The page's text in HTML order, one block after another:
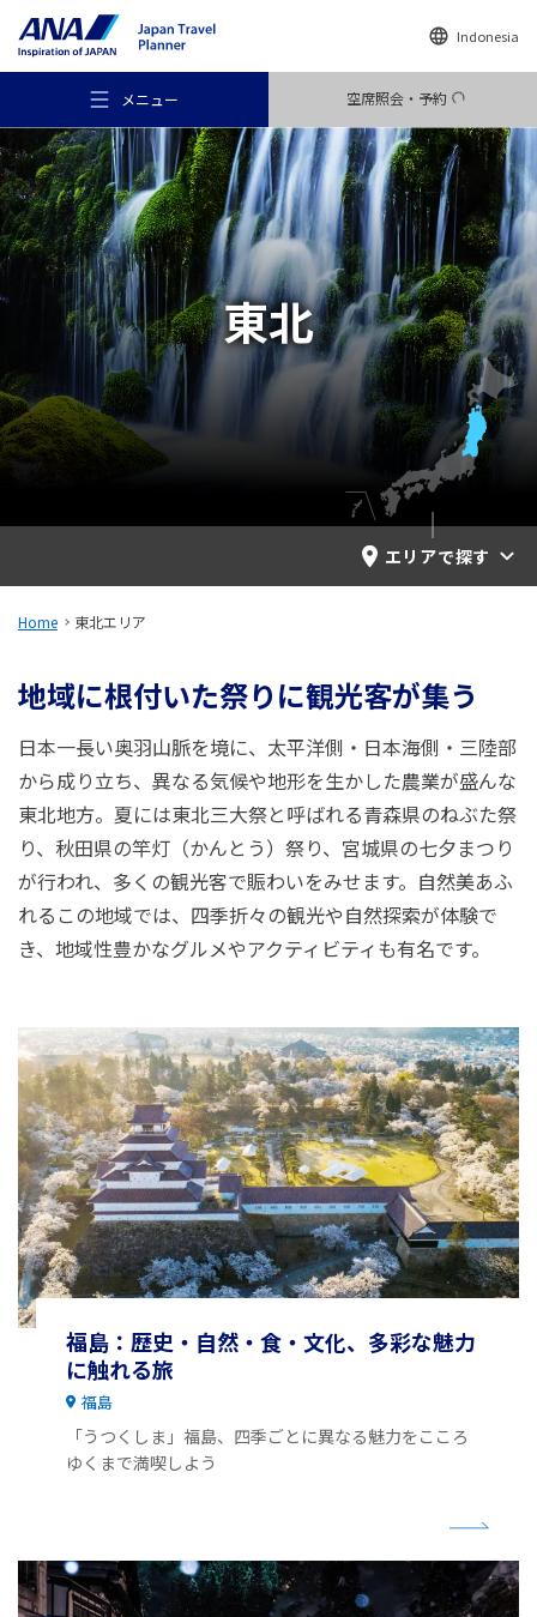
Indonesia
メニュー 空席照会・予約
おすすめの旅
旅のアイデア
行き先
ANA サービス
東北
エリアで探す
Home 東北エリア
地域に根付いた祭りに観光客が集う
日本一長い奥羽山脈を境に、太平洋側・日本海側・三陸部
から成り立ち、異なる気候や地形を生かした農業が盛んな
東北地方。夏には東北三大祭と呼ばれる青森県のねぶた祭
り、秋田県の竿灯（かんとう）祭り、宮城県の七夕まつり
が行われ、多くの観光客で賑わいをみせます。自然美あふ
れるこの地域では、四季折々の観光や自然探索が体験で
き、地域性豊かなグルメやアクティビティも有名です。
福島：歴史・自然・食・文化、多彩な魅力
に触れる旅
福島
「うつくしま」福島、四季ごとに異なる魅力をこころ
ゆくまで満喫しよう